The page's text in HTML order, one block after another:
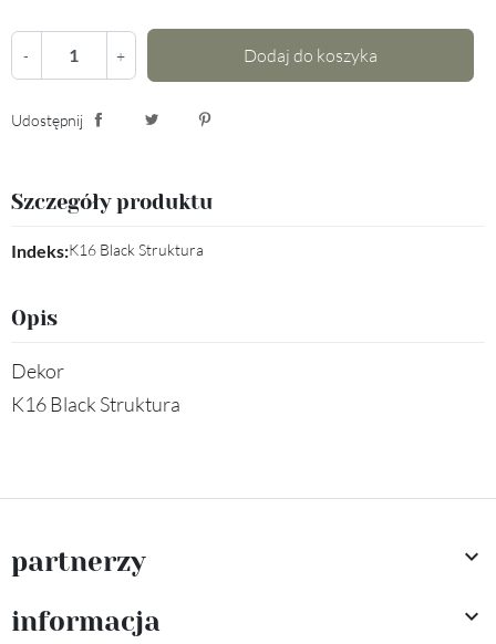
- + Dodaj do koszyka
Udostępnij
Szczegóły produktu
Indeks:K16 Black Struktura
Opis
Dekor
K16 Black Struktura
partnerzy 
informacja 